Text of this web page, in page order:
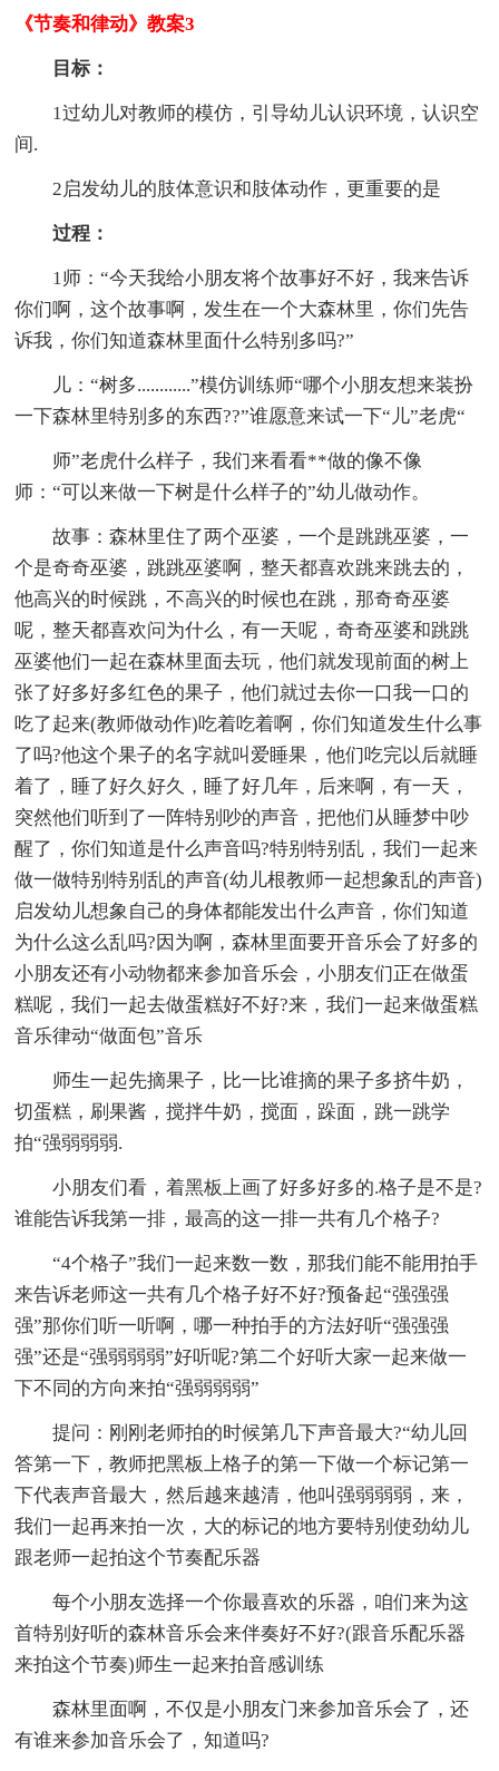
《节奏和律动》教案3
目标：
1过幼儿对教师的模仿，引导幼儿认识环境，认识空
间.
2启发幼儿的肢体意识和肢体动作，更重要的是
过程：
1师：“今天我给小朋友将个故事好不好，我来告诉
你们啊，这个故事啊，发生在一个大森林里，你们先告
诉我，你们知道森林里面什么特别多吗?”
儿：“树多............”模仿训练师“哪个小朋友想来装扮
一下森林里特别多的东西??”谁愿意来试一下“儿”老虎“
师”老虎什么样子，我们来看看**做的像不像
师：“可以来做一下树是什么样子的”幼儿做动作。
故事：森林里住了两个巫婆，一个是跳跳巫婆，一
个是奇奇巫婆，跳跳巫婆啊，整天都喜欢跳来跳去的，
他高兴的时候跳，不高兴的时候也在跳，那奇奇巫婆
呢，整天都喜欢问为什么，有一天呢，奇奇巫婆和跳跳
巫婆他们一起在森林里面去玩，他们就发现前面的树上
张了好多好多红色的果子，他们就过去你一口我一口的
吃了起来(教师做动作)吃着吃着啊，你们知道发生什么事
了吗?他这个果子的名字就叫爱睡果，他们吃完以后就睡
着了，睡了好久好久，睡了好几年，后来啊，有一天，
突然他们听到了一阵特别吵的声音，把他们从睡梦中吵
醒了，你们知道是什么声音吗?特别特别乱，我们一起来
做一做特别特别乱的声音(幼儿根教师一起想象乱的声音)
启发幼儿想象自己的身体都能发出什么声音，你们知道
为什么这么乱吗?因为啊，森林里面要开音乐会了好多的
小朋友还有小动物都来参加音乐会，小朋友们正在做蛋
糕呢，我们一起去做蛋糕好不好?来，我们一起来做蛋糕
音乐律动“做面包”音乐
师生一起先摘果子，比一比谁摘的果子多挤牛奶，
切蛋糕，刷果酱，搅拌牛奶，搅面，跺面，跳一跳学
拍“强弱弱弱.
小朋友们看，着黑板上画了好多好多的.格子是不是?
谁能告诉我第一排，最高的这一排一共有几个格子?
“4个格子”我们一起来数一数，那我们能不能用拍手
来告诉老师这一共有几个格子好不好?预备起“强强强
强”那你们听一听啊，哪一种拍手的方法好听“强强强
强”还是“强弱弱弱”好听呢?第二个好听大家一起来做一
下不同的方向来拍“强弱弱弱”
提问：刚刚老师拍的时候第几下声音最大?“幼儿回
答第一下，教师把黑板上格子的第一下做一个标记第一
下代表声音最大，然后越来越清，他叫强弱弱弱，来，
我们一起再来拍一次，大的标记的地方要特别使劲幼儿
跟老师一起拍这个节奏配乐器
每个小朋友选择一个你最喜欢的乐器，咱们来为这
首特别好听的森林音乐会来伴奏好不好?(跟音乐配乐器
来拍这个节奏)师生一起来拍音感训练
森林里面啊，不仅是小朋友门来参加音乐会了，还
有谁来参加音乐会了，知道吗?